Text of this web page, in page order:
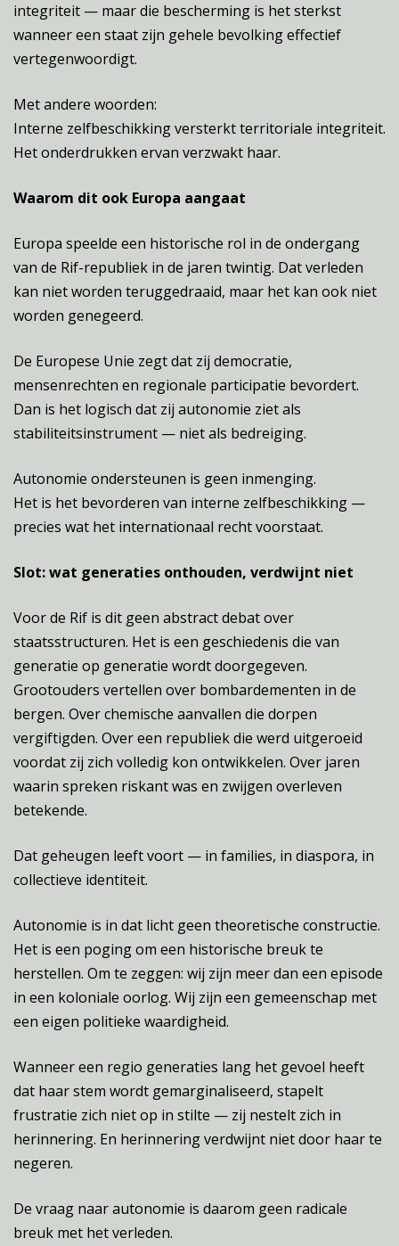
integriteit — maar die bescherming is het sterkst
wanneer een staat zijn gehele bevolking effectief
vertegenwoordigt.
Met andere woorden:
Interne zelfbeschikking versterkt territoriale integriteit.
Het onderdrukken ervan verzwakt haar.
Waarom dit ook Europa aangaat
Europa speelde een historische rol in de ondergang
van de Rif-republiek in de jaren twintig. Dat verleden
kan niet worden teruggedraaid, maar het kan ook niet
worden genegeerd.
De Europese Unie zegt dat zij democratie,
mensenrechten en regionale participatie bevordert.
Dan is het logisch dat zij autonomie ziet als
stabiliteitsinstrument — niet als bedreiging.
Autonomie ondersteunen is geen inmenging.
Het is het bevorderen van interne zelfbeschikking —
precies wat het internationaal recht voorstaat.
Slot: wat generaties onthouden, verdwijnt niet
Voor de Rif is dit geen abstract debat over
staatsstructuren. Het is een geschiedenis die van
generatie op generatie wordt doorgegeven.
Grootouders vertellen over bombardementen in de
bergen. Over chemische aanvallen die dorpen
vergiftigden. Over een republiek die werd uitgeroeid
voordat zij zich volledig kon ontwikkelen. Over jaren
waarin spreken riskant was en zwijgen overleven
betekende.
Dat geheugen leeft voort — in families, in diaspora, in
collectieve identiteit.
Autonomie is in dat licht geen theoretische constructie.
Het is een poging om een historische breuk te
herstellen. Om te zeggen: wij zijn meer dan een episode
in een koloniale oorlog. Wij zijn een gemeenschap met
een eigen politieke waardigheid.
Wanneer een regio generaties lang het gevoel heeft
dat haar stem wordt gemarginaliseerd, stapelt
frustratie zich niet op in stilte — zij nestelt zich in
herinnering. En herinnering verdwijnt niet door haar te
negeren.
De vraag naar autonomie is daarom geen radicale
breuk met het verleden.